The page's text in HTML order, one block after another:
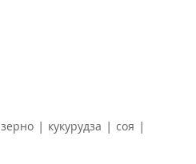
зерно | кукурудза | соя |